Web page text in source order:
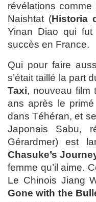
révélations
Naishtat (Historia
Yinan Diao qui
succès en France.
Qui pour faire
s’était taillé la part
Taxi, nouveau film
ans après le
dans Téhéran, et
Japonais Sabu,
Gérardmer) est
Chasuke’s
femme qu’il aime.
Le Chinois Jiang
Gone with the